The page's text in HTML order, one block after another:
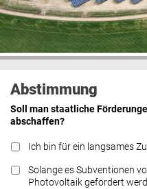
Abstimmung
Soll man staatliche
abschaffen?
Ich bin für ein langsames
Solange es Subventionen
Photovoltaik gefördert